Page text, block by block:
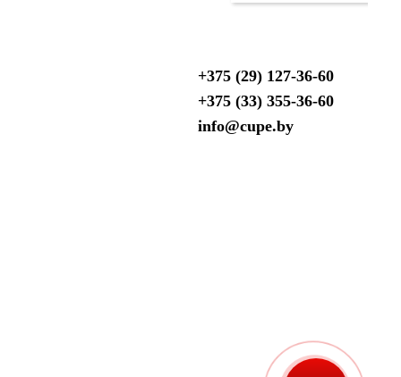
+375 (29) 127-36-60
+375 (33) 355-36-60
info@cupe.by